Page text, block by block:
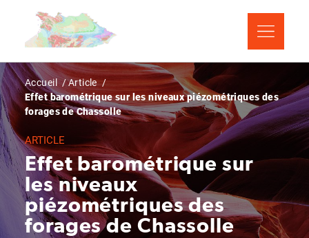
contenu
Fil
d'Ariane
Accueil
Article
Effet barométrique sur les niveaux piézométriques des
forages de Chassolle
ARTICLE
Effet barométrique sur
les niveaux
piézométriques des
forages de Chassolle